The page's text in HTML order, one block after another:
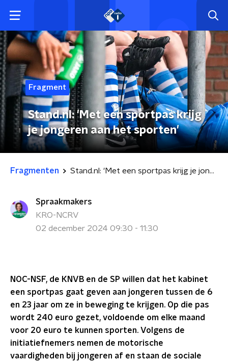
Fragment
Stand.nl: 'Met een sportpas krijg
je jongeren aan het sporten'
Fragmenten Stand.nl: 'Met een sportpas krijg je jongeren aan het sporten'
Spraakmakers
KRO-NCRV
02 december 2024 09:30 - 11:30
NOC-NSF, de KNVB en de SP willen dat het kabinet
een sportpas gaat geven aan jongeren tussen de 6
en 23 jaar om ze in beweging te krijgen. Op die pas
wordt 240 euro gezet, voldoende om elke maand
voor 20 euro te kunnen sporten. Volgens de
initiatiefnemers nemen de motorische
vaardigheden bij jongeren af en staan de sociale